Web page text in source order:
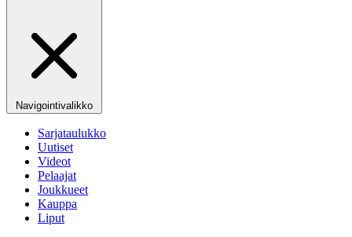
Navigointivalikko
Sarjataulukko
Uutiset
Videot
Pelaajat
Joukkueet
Kauppa
Liput